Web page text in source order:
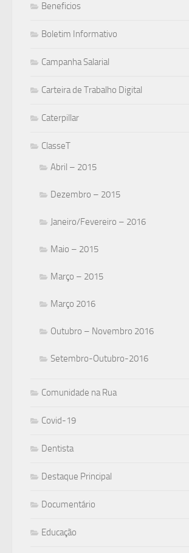
Beneficios
Boletim Informativo
Campanha Salarial
Carteira de Trabalho Digital
Caterpillar
ClasseT
Abril – 2015
Dezembro – 2015
Janeiro/Fevereiro – 2016
Maio – 2015
Março – 2015
Março 2016
Outubro – Novembro 2016
Setembro-Outubro-2016
Comunidade na Rua
Covid-19
Dentista
Destaque Principal
Documentário
Educação